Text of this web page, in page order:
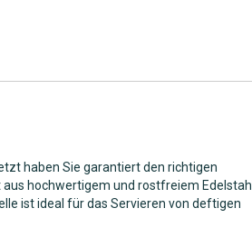
haben Sie garantiert den richtigen
hochwertigem und rostfreiem Edelstahl
ist ideal für das Servieren von deftigen